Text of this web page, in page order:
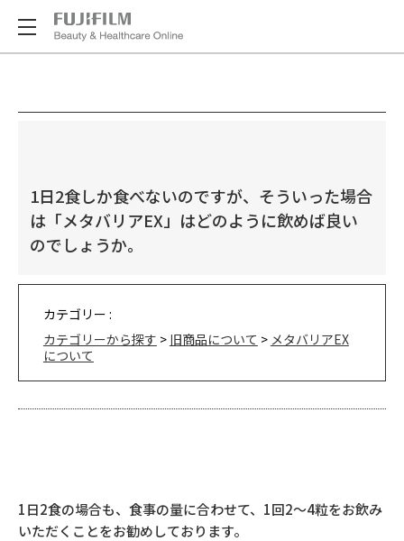
1日2食しか食べないのですが、そういった場合
は「メタバリアEX」はどのように飲めば良い
のでしょうか。
カテゴリー :
カテゴリーから探す > 旧商品について > メタバリアEX
について
1日2食の場合も、食事の量に合わせて、1回2～4粒をお飲み
いただくことをお勧めしております。